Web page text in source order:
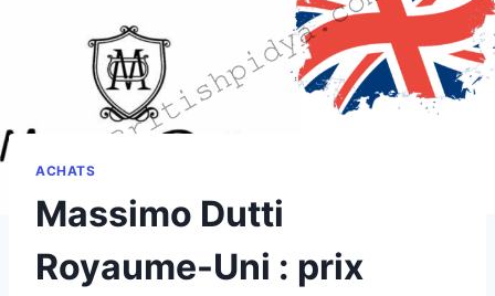
ACHATS
Massimo Dutti
Royaume-Uni : prix